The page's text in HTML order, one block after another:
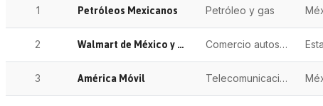
1 Petróleos Mexicanos Petróleo y gas
2 Walmart de México y Centroamérica Comercio autoservicio
3 América Móvil Telecomunicaciones